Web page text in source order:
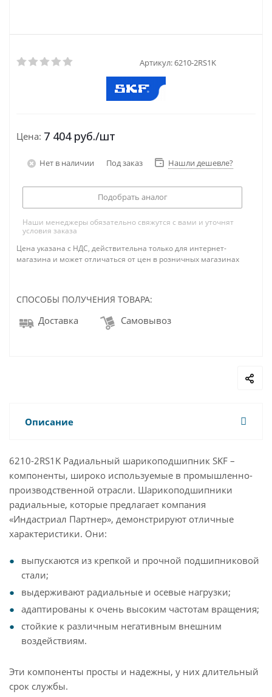
Артикул:6210-2RS1K
Цена: 7 404руб./шт
Нет в наличии Под заказ Нашли дешевле?
Подобрать аналог
Наши менеджеры обязательно свяжутся с вами и уточнят
условия заказа
Цена указана с НДС, действительна только для интернет-
магазина и может отличаться от цен в розничных магазинах
СПОСОБЫ ПОЛУЧЕНИЯ ТОВАРА:
Доставка Самовывоз
Описание
6210-2RS1K Радиальный шарикоподшипник SKF –
компоненты, широко используемые в промышленно-
производственной отрасли. Шарикоподшипники
радиальные, которые предлагает компания
«Индастриал Партнер», демонстрируют отличные
характеристики. Они:
выпускаются из крепкой и прочной подшипниковой
стали;
выдерживают радиальные и осевые нагрузки;
адаптированы к очень высоким частотам вращения;
стойкие к различным негативным внешним
воздействиям.
Эти компоненты просты и надежны, у них длительный
срок службы.